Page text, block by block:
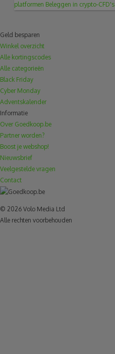
platformen Beleggen in crypto-CFD's
Geld besparen
Winkel overzicht
Alle kortingscodes
Alle categorieën
Black Friday
Cyber Monday
Adventskalender
Informatie
Over Goedkoop.be
Partner worden?
Boost je webshop!
Nieuwsbrief
Veelgestelde vragen
Contact
© 2026 Volo Media Ltd
Alle rechten voorbehouden